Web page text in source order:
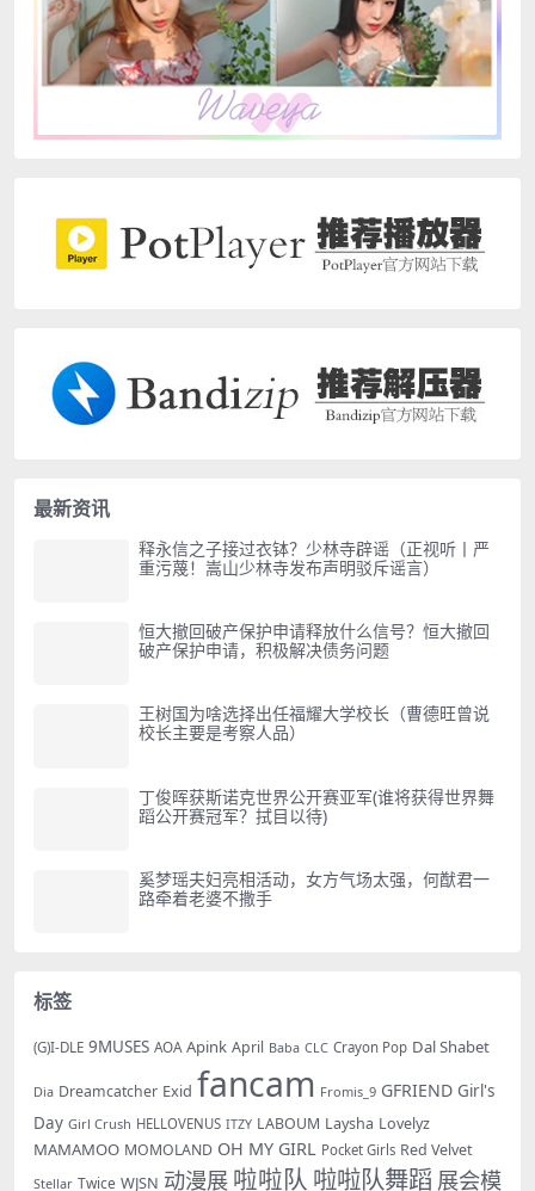
最新资讯
释永信之子接过衣钵？少林寺辟谣（正视听丨严
重污蔑！嵩山少林寺发布声明驳斥谣言）
恒大撤回破产保护申请释放什么信号？恒大撤回
破产保护申请，积极解决债务问题
王树国为啥选择出任福耀大学校长（曹德旺曾说
校长主要是考察人品）
丁俊晖获斯诺克世界公开赛亚军(谁将获得世界舞
蹈公开赛冠军？拭目以待)
奚梦瑶夫妇亮相活动，女方气场太强，何猷君一
路牵着老婆不撒手
标签
(G)I-DLE 9MUSES AOA Apink April Baba CLC Crayon Pop Dal Shabet
Dia Dreamcatcher Exid fancam Fromis_9 GFRIEND Girl's
Day Girl Crush HELLOVENUS ITZY LABOUM Laysha Lovelyz
MAMAMOO MOMOLAND OH MY GIRL Pocket Girls Red Velvet
Stellar Twice WJSN 动漫展 啦啦队 啦啦队舞蹈 展会模